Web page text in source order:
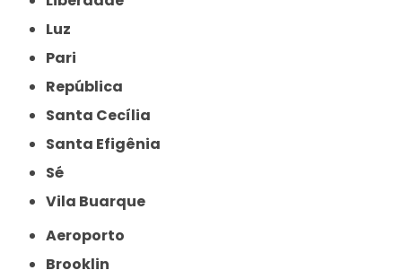
Luz
Pari
República
Santa Cecília
Santa Efigênia
Sé
Vila Buarque
Aeroporto
Brooklin